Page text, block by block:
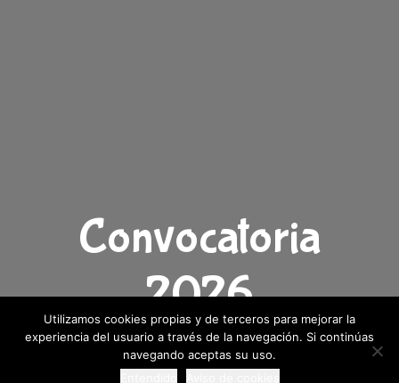
Convocatoria
2026
Inscripciones Abiertas
Utilizamos cookies propias y de terceros para mejorar la
experiencia del usuario a través de la navegación. Si continúas
navegando aceptas su uso.